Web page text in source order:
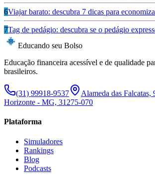
6Viajar barato: descubra 7 dicas para
7Tag de pedágio: descubra se o pedágio
Educando seu Bolso
Educação financeira acessível e de qualidade
brasileiros.
(31) 99918-9537
Alameda das
Horizonte - MG, 31275-070
Plataforma
Simuladores
Rankings
Blog
Podcasts